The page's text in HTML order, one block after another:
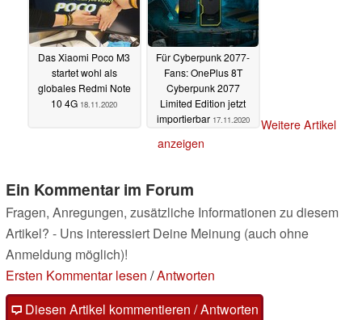
Das Xiaomi Poco M3
startet wohl als
globales Redmi Note
10 4G 18.11.2020
Für Cyberpunk 2077-
Fans: OnePlus 8T
Cyberpunk 2077
Limited Edition jetzt
importierbar 17.11.2020
Weitere Artikel
anzeigen
Ein Kommentar im Forum
Fragen, Anregungen, zusätzliche Informationen zu diesem
Artikel? - Uns interessiert Deine Meinung (auch ohne
Anmeldung möglich)!
Ersten Kommentar lesen /Antworten
Diesen Artikel kommentieren / Antworten